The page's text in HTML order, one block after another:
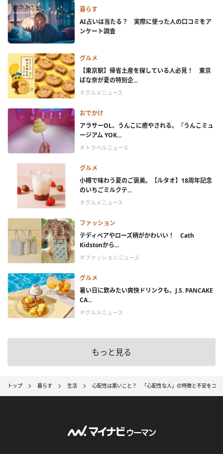
暮らす
AI占いは当たる？ 実際に使った人の口コミをア
ンケート調査
グルメ
【東京駅】帰省土産を探している人必見！ 東京
ばな奈が夏の特別企...
＃グルメニュース
おでかけ
アラサーOL、うんこに癒やされる。『うんこミュ
ージアム YOK...
＃トラベルニュース
グルメ
小樽で味わう夏のご褒美。【ルタオ】18周年記念
のいちごミルクテ...
＃グルメニュース
ファッション
テディベアやローズ柄がかわいい！ Cath
Kidstonから...
＃ファッションニュース
グルメ
暑い日に飲みたい爽快ドリンクも。J.S. PANCAKE
CA...
＃グルメニュース
もっと見る
トップ 暮らす 生活 心配性は悪いこと？ 「心配性な人」の特徴と不安をコン